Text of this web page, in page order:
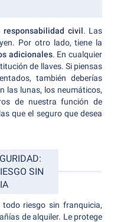
responsabilidad civil. Las
Por otro lado, tiene la
adicionales. En cualquier
de llaves. Si piensas
también deberías
las lunas, los neumáticos,
de nuestra función de
que el seguro que desea
SIN
riesgo sin franquicia,
de alquiler. Le protege